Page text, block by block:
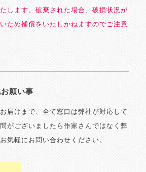
します。破棄された場合、破損状況が
ため補償をいたしかねますのでご注意
願い事
届けまで、全て窓口は弊社が対応して
がございましたら作家さんではなく弊
気軽にお問い合わせください。